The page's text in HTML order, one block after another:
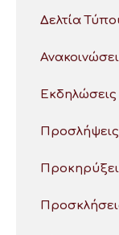
Δελτία
Εκδηλώσεις